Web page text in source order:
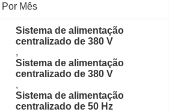
Por Mês
Sistema de alimentação
centralizado de 380 V
,
Sistema de alimentação
centralizado de 380 V
,
Sistema de alimentação
centralizado de 50 Hz